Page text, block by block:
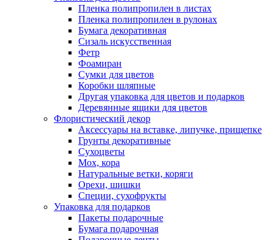
Пленка полипропилен в листах
Пленка полипропилен в рулонах
Бумага декоративная
Сизаль искусственная
Фетр
Фоамиран
Сумки для цветов
Коробки шляпные
Другая упаковка для цветов и подарков
Деревянные ящики для цветов
Флористический декор
Аксессуары на вставке, липучке, прищепке
Грунты декоративные
Сухоцветы
Мох, кора
Натуральные ветки, коряги
Орехи, шишки
Специи, сухофрукты
Упаковка для подарков
Пакеты подарочные
Бумага подарочная